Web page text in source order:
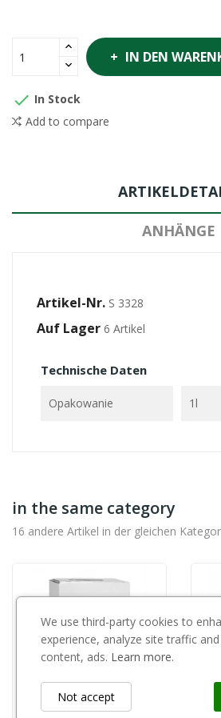
IN DEN
 In Stock
Add to compare
ANHÄNGE
Artikel-Nr. S 3328
Auf Lager 6 Artikel
Technische Daten
Opakowanie 1l
in the same category
16 andere Artikel in der gleichen
We use third-party cookies to
experience, analyze site traffic
content, ads. Learn more.
Not accept